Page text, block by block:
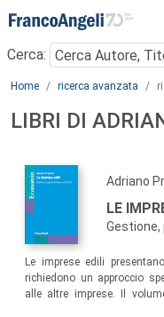
Menu
Cerca:
Main content
Home ricerca avanzata
LIBRI DI
Adriano
LE
Le imprese edili
richiedono un approccio
alle altre imprese. Il
delineandone dapprima i